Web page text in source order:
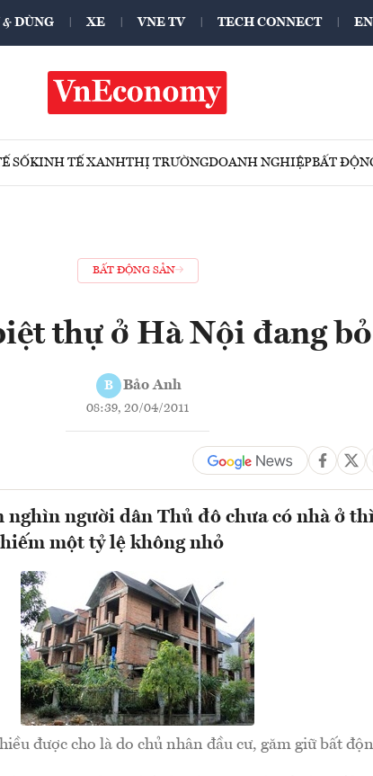
DÙNG XE VNE TV TECH CONNECT
SỐKINH TẾ XANHTHỊ TRƯỜNGDOANH NGHIỆPBẤT
BẤT ĐỘNG SẢN
thự ở Hà Nội đang
B Bảo Anh
08:39, 20/04/2011
người dân Thủ đô chưa có nhà ở
một tỷ lệ không nhỏ
được cho là do chủ nhân đầu cư, găm giữ bất